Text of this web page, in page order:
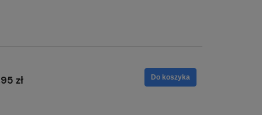
zł Do koszyka